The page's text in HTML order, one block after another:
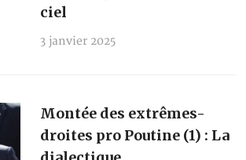
ciel
3 janvier 2025
Montée des extrêmes-
droites pro Poutine (1) : La